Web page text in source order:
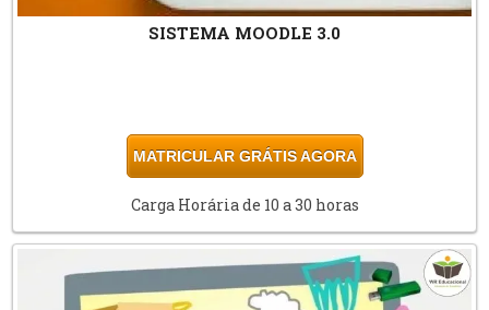
SISTEMA MOODLE 3.0
MATRICULAR GRÁTIS AGORA
Carga Horária de 10 a 30 horas